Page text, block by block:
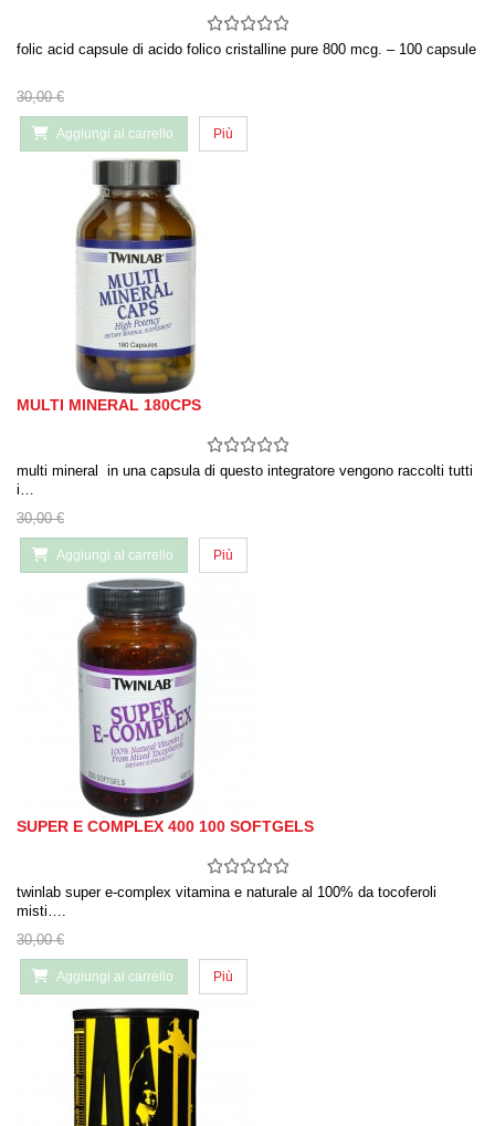
folic acid capsule di acido folico cristalline pure 800 mcg. – 100 capsule
30,00 €
Aggiungi al carrello Più
MULTI MINERAL 180CPS
multi mineral in una capsula di questo integratore vengono raccolti tutti
i…
30,00 €
Aggiungi al carrello Più
SUPER E COMPLEX 400 100 SOFTGELS
twinlab super e-complex vitamina e naturale al 100% da tocoferoli
misti….
30,00 €
Aggiungi al carrello Più